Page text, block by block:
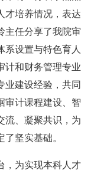
才培养情况，表达
主任分享了我院审
系设置与特色育人
计和财务管理专业
业建设经验，共同
审计课程建设、智
流、凝聚共识，为
坚实基础。
，为实现本科人才